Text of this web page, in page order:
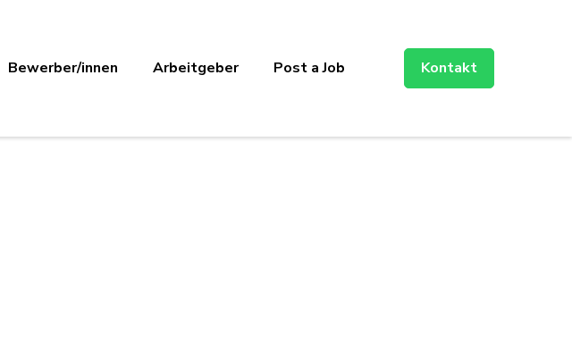
Bewerber/innen Arbeitgeber Post a Job Kontakt